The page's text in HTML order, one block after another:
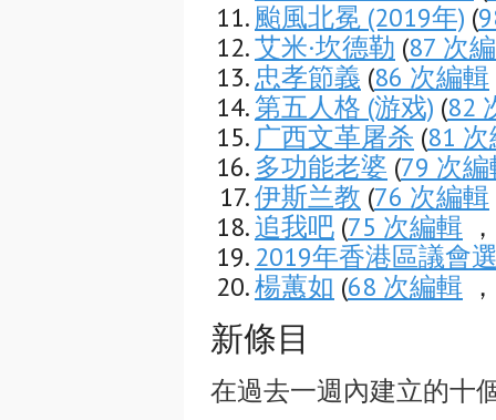
颱風北冕 (2019年) (
艾米·坎德勒 (87 次
忠孝節義 (86 次編輯
第五人格 (游戏) (82
广西文革屠杀 (81
多功能老婆 (79 次
伊斯兰教 (76 次編輯
追我吧 (75 次編輯
2019年香港區議會
楊蕙如 (68 次編輯
新條目
在過去一週內建立的十